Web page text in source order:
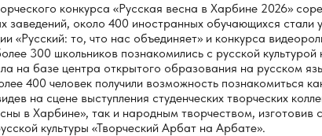
конкурса «Русская весна в Харбине 2026»
заведений, около 400 иностранных обучающихся стали
«Русский: то, что нас объединяет» и конкурса
300 школьников познакомились с русской
на базе центра открытого образования на русском
400 человек получили возможность познакомиться
на сцене выступления студенческих творческих
в Харбине», так и народным творчеством, изготовив
культуры «Творческий Арбат на Арбате».